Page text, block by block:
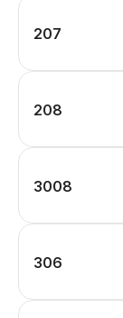
207
208
3008
306